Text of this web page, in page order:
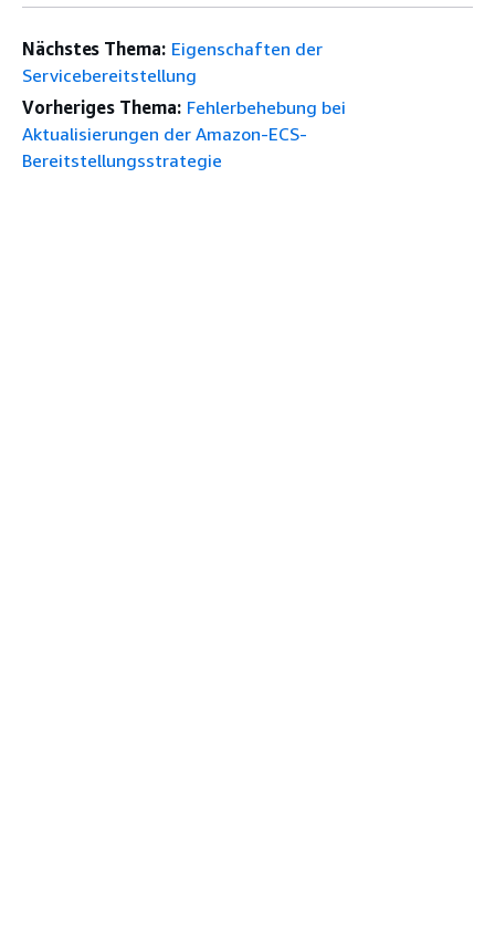
Nächstes Thema: Eigenschaften der
Servicebereitstellung
Vorheriges Thema: Fehlerbehebung bei
Aktualisierungen der Amazon-ECS-
Bereitstellungsstrategie